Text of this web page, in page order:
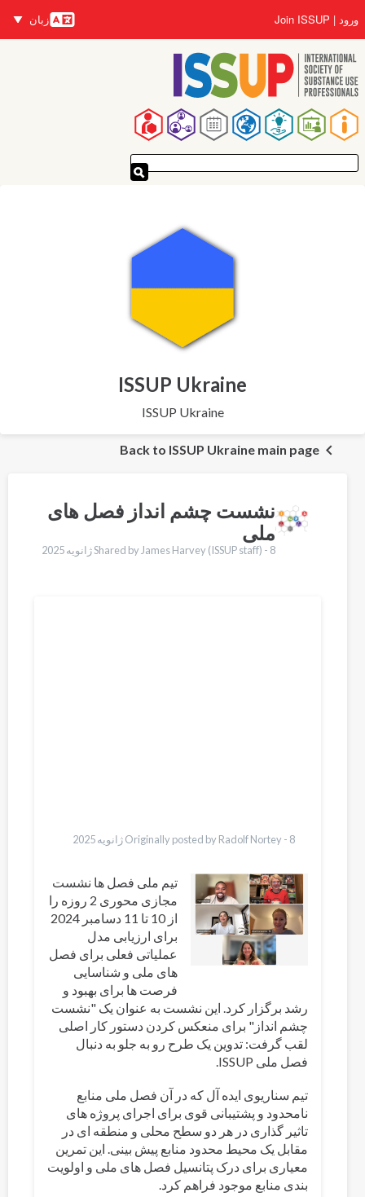
به
محتوای
اصلی
ورود Join ISSUP
زبان‌ها
زبان
پیمایدنۀ
اصلی
ISSUP Ukraine
ISSUP Ukraine
Back to ISSUP Ukraine main page
نشست چشم انداز فصل های
ملی
Shared by James Harvey (ISSUP staff) - 8 ژانویه 2025
Originally posted by Radolf Nortey - 8 ژانویه 2025
تیم ملی فصل ها نشست
مجازی محوری 2 روزه را
از 10 تا 11 دسامبر 2024
برای ارزیابی مدل
عملیاتی فعلی برای فصل
های ملی و شناسایی
فرصت ها برای بهبود و
رشد برگزار کرد. این نشست به عنوان یک "نشست
چشم انداز" برای منعکس کردن دستور کار اصلی
لقب گرفت: تدوین یک طرح رو به جلو به دنبال
فصل ملی ISSUP.
تیم سناریوی ایده آل که در آن فصل ملی منابع
نامحدود و پشتیبانی قوی برای اجرای پروژه های
تاثیر گذاری در هر دو سطح محلی و منطقه ای در
مقابل یک محیط محدود منابع پیش بینی. این تمرین
معیاری برای درک پتانسیل فصل های ملی و اولویت
بندی منابع موجود فراهم کرد.